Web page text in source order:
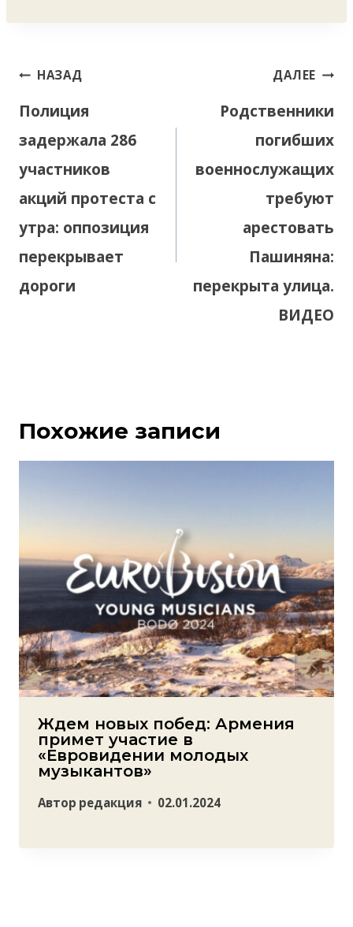
Навигация
записям
НАЗАД
Полиция
задержала 286
участников
акций протеста с
утра: оппозиция
перекрывает
дороги
ДАЛЕЕ
Родственники
погибших
военнослужащих
требуют
арестовать
Пашиняна:
перекрыта улица.
ВИДЕО
Похожие записи
Ждем новых побед: Армения
примет участие в
«Евровидении молодых
музыкантов»
Автор редакция 02.01.2024